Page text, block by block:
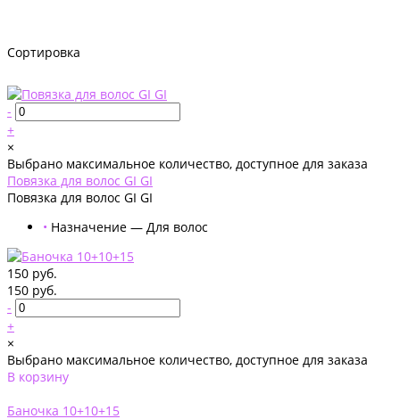
Сортировка
-
+
×
Выбрано максимальное количество, доступное для заказа
Повязка для волос GI GI
Повязка для волос GI GI
• Назначение — Для волос
150 руб.
150 руб.
-
+
×
Выбрано максимальное количество, доступное для заказа
В корзину
Баночка 10+10+15